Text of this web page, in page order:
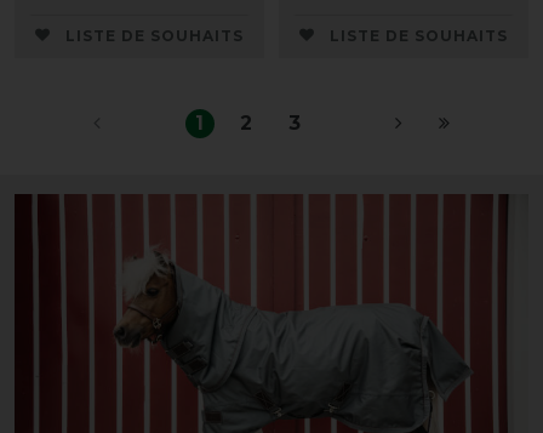
LISTE DE SOUHAITS LISTE DE SOUHAITS
1 2 3